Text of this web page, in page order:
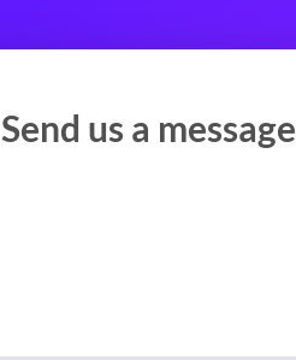
Send us a message